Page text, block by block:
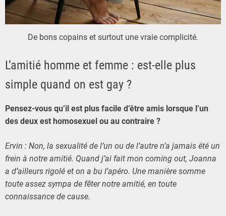
De bons copains et surtout une vraie complicité.
L’amitié homme et femme : est-elle plus
simple quand on est gay ?
Pensez-vous qu’il est plus facile d’être amis lorsque l’un
des deux est homosexuel ou au contraire ?
Ervin : Non, la sexualité de l’un ou de l’autre n’a jamais été un
frein à notre amitié. Quand j’ai fait mon coming out, Joanna
a d’ailleurs rigolé et on a bu l’apéro. Une manière somme
toute assez sympa de fêter notre amitié, en toute
connaissance de cause.